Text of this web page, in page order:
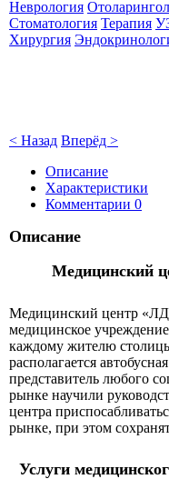
Неврология
Стоматология Терапия
Хирургия
< Назад Вперёд >
Описание
Характеристики
Комментарии 0
Описание
Медицинский
Медицинский центр
медицинское
каждому жителю
располагается
представитель любого
рынке научили
центра
рынке, при этом
Услуги